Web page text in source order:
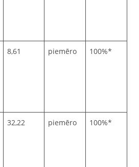
8,61 piemēro 100%*
32,22 piemēro 100%*